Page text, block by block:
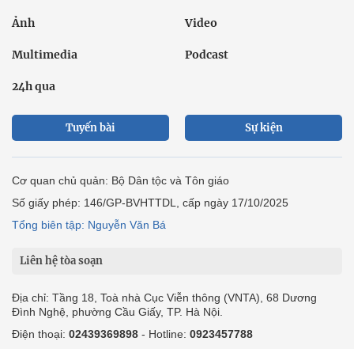
Ảnh Video
Multimedia Podcast
24h qua
Tuyến bài Sự kiện
Cơ quan chủ quản: Bộ Dân tộc và Tôn giáo
Số giấy phép: 146/GP-BVHTTDL, cấp ngày 17/10/2025
Tổng biên tập: Nguyễn Văn Bá
Liên hệ tòa soạn
Địa chỉ: Tầng 18, Toà nhà Cục Viễn thông (VNTA), 68 Dương
Đình Nghệ, phường Cầu Giấy, TP. Hà Nội.
Điện thoại: 02439369898 - Hotline: 0923457788